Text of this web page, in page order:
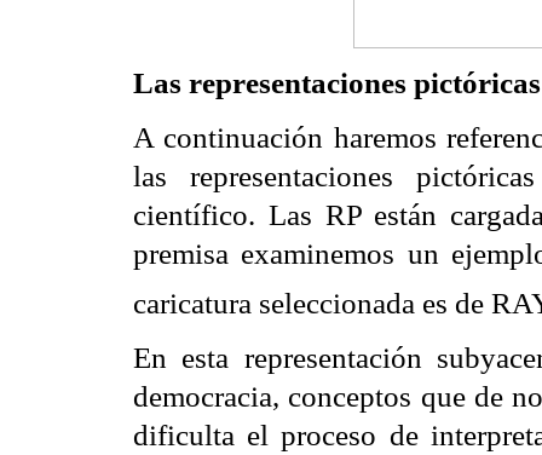
Las representaciones
A continuación haremos
las representaciones
científico. Las RP están
premisa examinemos un
caricatura seleccionada es de
En esta representación
democracia, conceptos que de
dificulta el proceso de